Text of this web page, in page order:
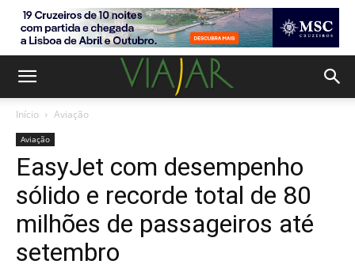
Início Aviação
Aviação
EasyJet com desempenho
sólido e recorde total de 80
milhões de passageiros até
setembro